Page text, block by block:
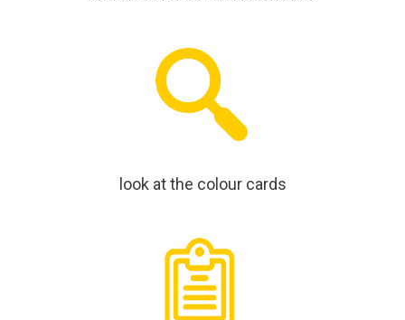
look at the colour cards